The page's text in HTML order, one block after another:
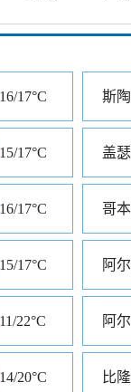
16/17°C 斯
15/17°C 盖瑟
16/17°C 哥
15/17°C 阿
11/22°C 阿
14/20°C 比